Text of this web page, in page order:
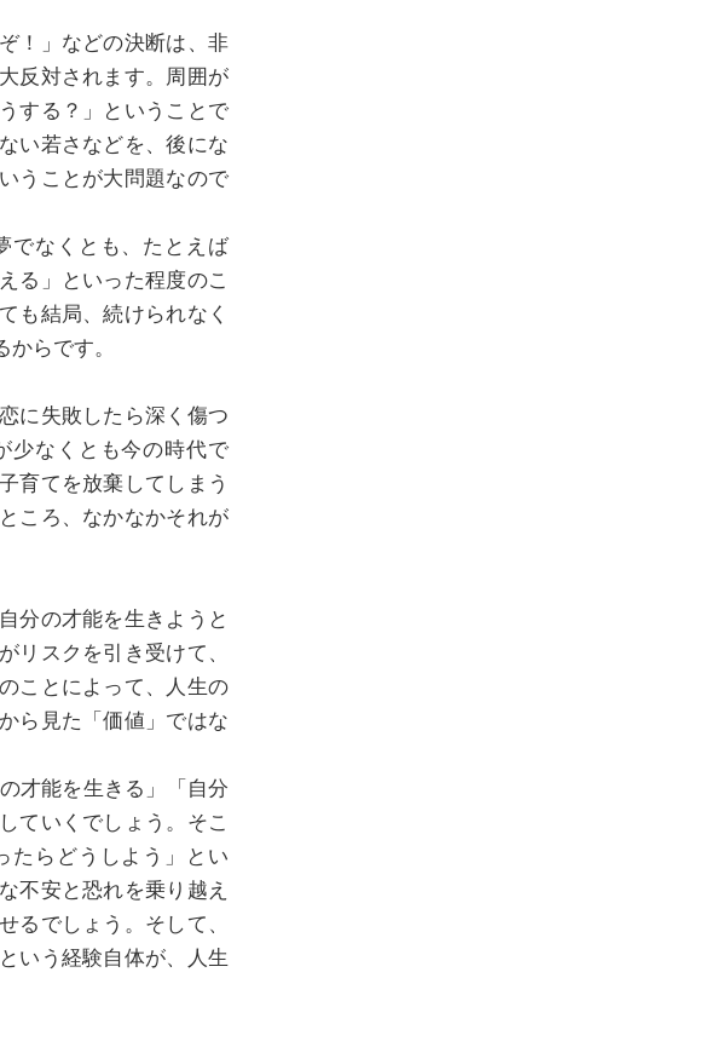
！」などの決断は、非
反対されます。周囲が
する？」ということで
い若さなどを、後にな
うことが大問題なので
でなくとも、たとえば
る」といった程度のこ
も結局、続けられなく
らです。
に失敗したら深く傷つ
少なくとも今の時代で
育てを放棄してしまう
ころ、なかなかそれが
分の才能を生きようと
リスクを引き受けて、
ことによって、人生の
ら見た「価値」ではな
才能を生きる」「自分
ていくでしょう。そこ
たらどうしよう」とい
不安と恐れを乗り越え
るでしょう。そして、
いう経験自体が、人生